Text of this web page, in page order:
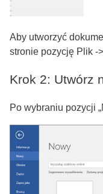
Aby utworzyć
stronie pozycję Plik -
Krok 2: Utwórz
Po wybraniu pozycji